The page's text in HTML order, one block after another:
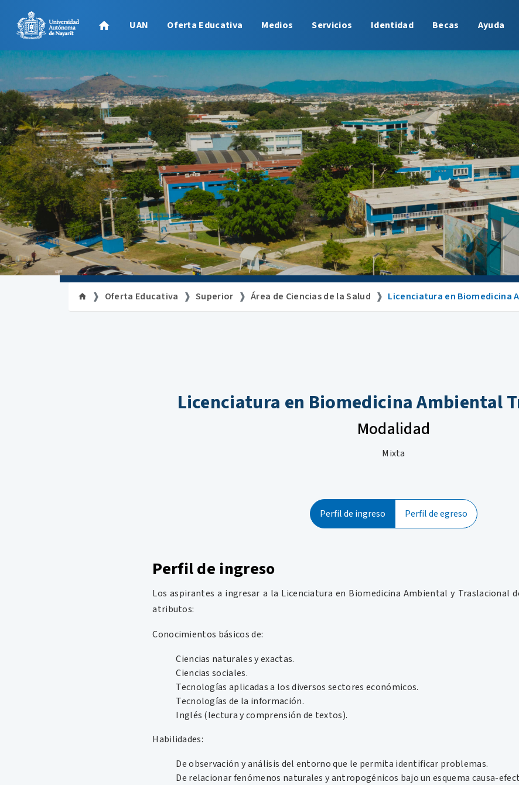
UAN Oferta Educativa Medios Servicios Identidad Becas Ayuda
Oferta Educativa Superior Área de Ciencias de la Salud Licenciatura en Biomedicina
Licenciatura en Biomedicina Ambiental
Modalidad
Mixta
Perfil de ingreso Perfil de egreso
Perfil de ingreso
Los aspirantes a ingresar a la Licenciatura en Biomedicina Ambiental y Traslacional
atributos:
Conocimientos básicos de:
Ciencias naturales y exactas.
Ciencias sociales.
Tecnologías aplicadas a los diversos sectores económicos.
Tecnologías de la información.
Inglés (lectura y comprensión de textos).
Habilidades:
De observación y análisis del entorno que le permita identificar problemas.
De relacionar fenómenos naturales y antropogénicos bajo un esquema causa-